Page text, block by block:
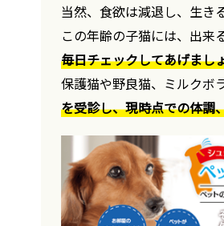
当然、食欲は減退し、生き
この年齢の子猫には、出来
毎日チェックしてあげまし
保護猫や野良猫、ミルクボ
を受診し、現時点での体調